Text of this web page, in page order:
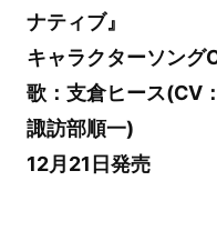
ナティブ』
キャラクターソング
歌：支倉ヒース(CV
諏訪部順一)
12月21日発売